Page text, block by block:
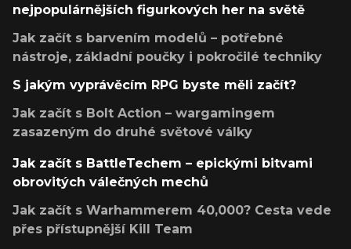
nejpopulárnějších figurkových her na světě
Jak začít s barvením modelů – potřebné
nástroje, základní poučky i pokročilé techniky
S jakým vyprávěcím RPG byste měli začít?
Jak začít s Bolt Action – wargamingem
zasazeným do druhé světové války
Jak začít s BattleTechem – epickými bitvami
obrovitých válečných mechů
Jak začít s Warhammerem 40,000? Cesta vede
přes přístupnější Kill Team